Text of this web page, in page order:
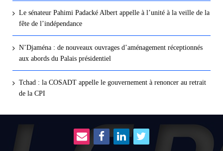
Le sénateur Pahimi Padacké Albert appelle à l’unité à la veille de la
fête de l’indépendance
N’Djaména : de nouveaux ouvrages d’aménagement réceptionnés
aux abords du Palais présidentiel
Tchad : la COSADT appelle le gouvernement à renoncer au retrait
de la CPI